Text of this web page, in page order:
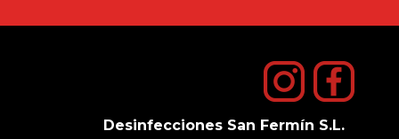
Desinfecciones San Fermín S.L.